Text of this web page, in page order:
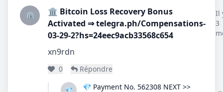
🏛️
🏛️ Bitcoin Loss Recovery Bonus
Activated ⇒ telegra.ph/Compensations-
03-29-2?hs=24eec9acb33568c654
Il
3
xn9rdn
0 Répondre
💎
💎 Payment No. 562308 NEXT >>